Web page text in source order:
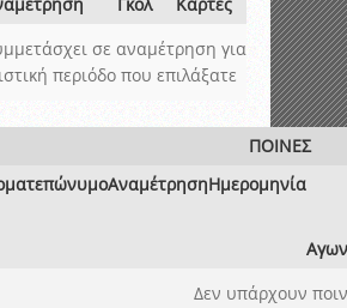
σε αναμέτρηση για
περιόδο που επιλάξατε
ΠΟΙΝΕΣ
ΑναμέτρησηΗμερομηνία
Δεν υπάρχουν